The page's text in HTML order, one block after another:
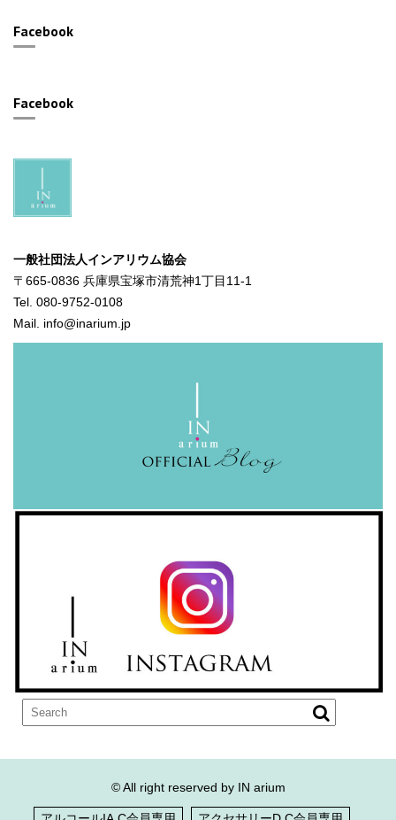
Facebook
Facebook
一般社団法人インアリウム協会
〒665-0836 兵庫県宝塚市清荒神1丁目11-1
Tel. 080-9752-0108
Mail. info@inarium.jp
© All right reserved by IN arium